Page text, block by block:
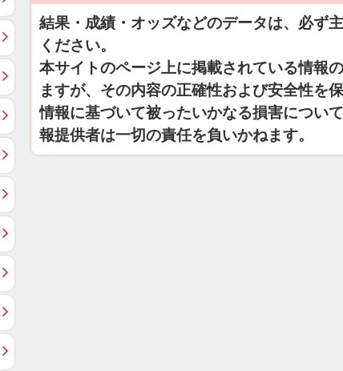
結果・成績・オッズなどのデータは、必ず
ください。
本サイトのページ上に掲載されている情報
ますが、その内容の正確性および安全性を
情報に基づいて被ったいかなる損害につい
報提供者は一切の責任を負いかねます。